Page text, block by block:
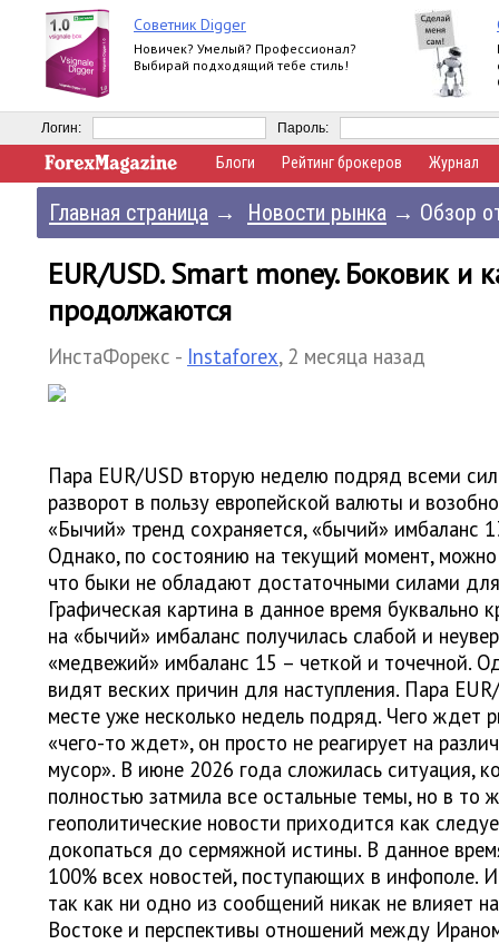
Советник Digger
Новичек? Умелый? Профессионал?
Выбирай подходящий тебе стиль!
Логин: Пароль:
Блоги Рейтинг брокеров Журнал
Главная страница → Новости рынка → Обзор
EUR/USD. Smart money. Боковик и
продолжаются
ИнстаФорекс - Instaforex, 2 месяца назад
Пара EUR/USD вторую неделю подряд всеми
разворот в пользу европейской валюты и
«Бычий» тренд сохраняется, «бычий» имбаланс
Однако, по состоянию на текущий момент, можно
что быки не обладают достаточными силами для
Графическая картина в данное время буквально
на «бычий» имбаланс получилась слабой и
«медвежий» имбаланс 15 – четкой и точечной.
видят веских причин для наступления. Пара
месте уже несколько недель подряд. Чего ждет
«чего-то ждет», он просто не реагирует на
мусор». В июне 2026 года сложилась ситуация,
полностью затмила все остальные темы, но в то
геополитические новости приходится как
докопаться до сермяжной истины. В данное
100% всех новостей, поступающих в инфополе.
так как ни одно из сообщений никак не влияет
Востоке и перспективы отношений между